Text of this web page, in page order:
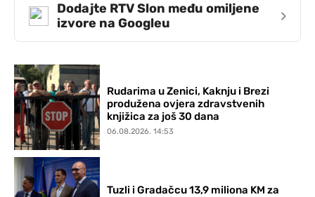
Dodajte RTV Slon među omiljene
izvore na Googleu
›
Rudarima u Zenici, Kaknju i Brezi
produžena ovjera zdravstvenih
knjižica za još 30 dana
06.08.2026. 14:53
Tuzli i Gradačcu 13,9 miliona KM za